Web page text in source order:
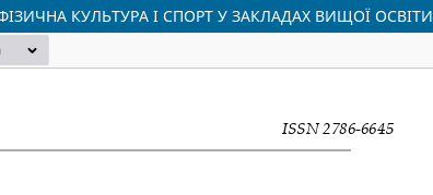
КУЛЬТУРА І СПОРТ У ЗАКЛАДАХ ВИЩОЇ ОСВІТИ